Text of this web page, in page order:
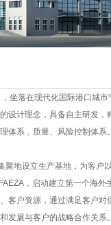
坐落在现代化国际港口城
设计理念，具备自主研发，
体系，质量、风险控制体系
聚地设立生产基地，为客户
，启动建立第一个海外
客户资源，通过满足客户对
发展与客户的战略合作关系